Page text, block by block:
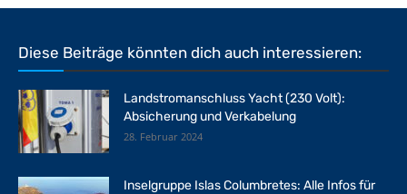
Diese Beiträge könnten dich auch interessieren:
Landstromanschluss Yacht (230 Volt):
Absicherung und Verkabelung
28. Februar 2024
Inselgruppe Islas Columbretes: Alle Infos für